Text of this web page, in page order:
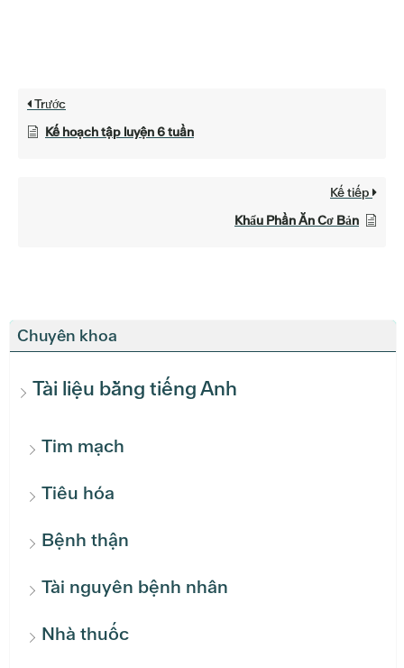
Chuyên khoa
Tài liệu bằng tiếng Anh
Tim mạch
Tiêu hóa
Bệnh thận
Tài nguyên bệnh nhân
Nhà thuốc
Trước
Kế hoạch tập luyện 6 tuần
Kế tiếp
Khẩu Phần Ăn Cơ Bản